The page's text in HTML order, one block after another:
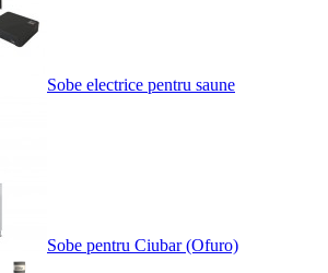
Sobe electrice pentru saune
Sobe pentru Ciubar (Ofuro)